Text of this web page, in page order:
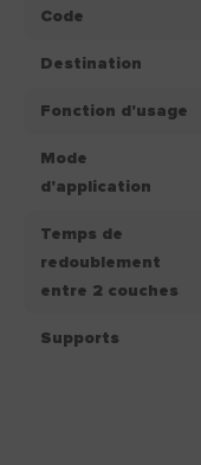
Code
Destination
Fonction d'usage
Mode
d'application
Temps de
redoublement
entre 2 couches
Supports